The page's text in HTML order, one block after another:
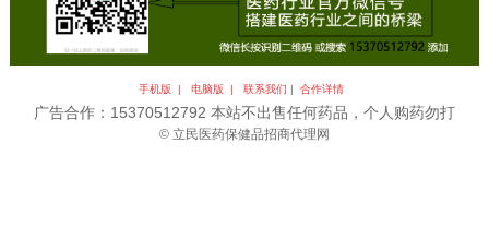
手机版 | 电脑版 | 联系我们 | 合作详情
广告合作：15370512792 本站不出售任何药品，个人购药勿打
© 立民医药保健品招商代理网